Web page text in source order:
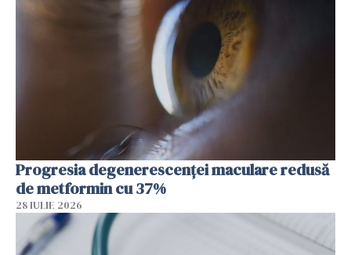
Progresia degenerescenței maculare redusă
de metformin cu 37%
28 IULIE 2026